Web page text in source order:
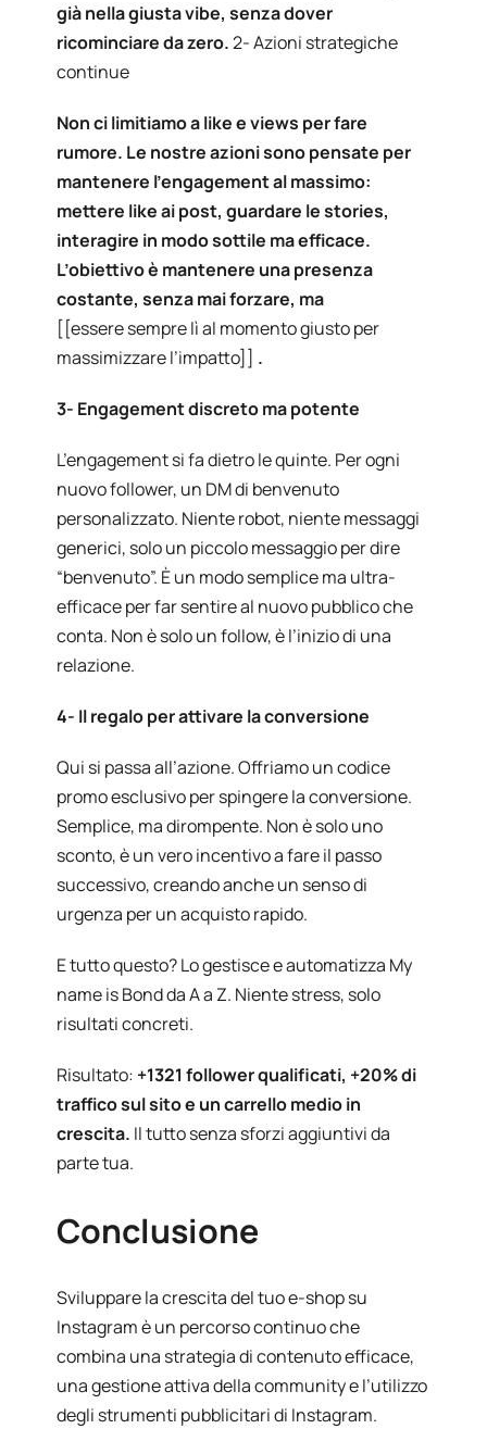
già nella giusta vibe, senza dover
ricominciare da zero.2- Azioni strategiche
continue
Non ci limitiamo a like e views per fare
rumore. Le nostre azioni sono pensate per
mantenere l’engagement al massimo:
mettere like ai post, guardare le stories,
interagire in modo sottile ma efficace.
L’obiettivo è mantenere una presenza
costante, senza mai forzare, ma
[[essere sempre lì al momento giusto per
massimizzare l’impatto]] .
3- Engagement discreto ma potente
L’engagement si fa dietro le quinte. Per ogni
nuovo follower, un DM di benvenuto
personalizzato. Niente robot, niente messaggi
generici, solo un piccolo messaggio per dire
“benvenuto”. È un modo semplice ma ultra-
efficace per far sentire al nuovo pubblico che
conta. Non è solo un follow, è l’inizio di una
relazione.
4- Il regalo per attivare la conversione
Qui si passa all’azione. Offriamo un codice
promo esclusivo per spingere la conversione.
Semplice, ma dirompente. Non è solo uno
sconto, è un vero incentivo a fare il passo
successivo, creando anche un senso di
urgenza per un acquisto rapido.
E tutto questo? Lo gestisce e automatizza My
name is Bond da A a Z. Niente stress, solo
risultati concreti.
Risultato: +1321 follower qualificati, +20% di
traffico sul sito e un carrello medio in
crescita. Il tutto senza sforzi aggiuntivi da
parte tua.
Conclusione
Sviluppare la crescita del tuo e-shop su
Instagram è un percorso continuo che
combina una strategia di contenuto efficace,
una gestione attiva della community e l’utilizzo
degli strumenti pubblicitari di Instagram.